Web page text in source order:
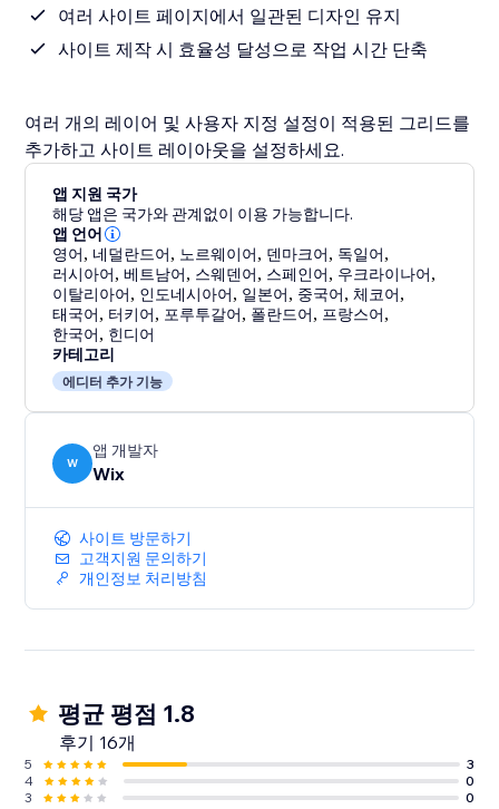
여러 사이트 페이지에서 일관된 디자인 유지
사이트 제작 시 효율성 달성으로 작업 시간 단축
여러 개의 레이어 및 사용자 지정 설정이 적용된 그리드를
추가하고 사이트 레이아웃을 설정하세요.
앱 지원 국가
해당 앱은 국가와 관계없이 이용 가능합니다.
앱 언어
영어, 네덜란드어, 노르웨이어, 덴마크어, 독일어,
러시아어,베트남어, 스웨덴어, 스페인어, 우크라이나어,
이탈리아어, 인도네시아어, 일본어, 중국어, 체코어,
태국어, 터키어, 포루투갈어, 폴란드어, 프랑스어,
한국어, 힌디어
카테고리
에디터 추가 기능
W
앱 개발자
Wix
사이트 방문하기
고객지원 문의하기
개인정보 처리방침
평균 평점 1.8
후기 16개
5
3
4
0
3
0